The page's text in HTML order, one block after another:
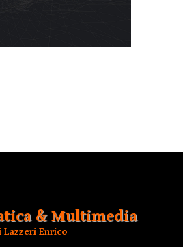
& Multimedia
Lazzeri Enrico